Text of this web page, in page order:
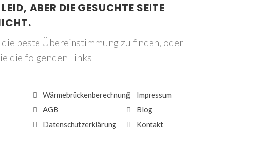
ABER DIE GESUCHTE SEITE
die beste Übereinstimmung zu finden, oder
die folgenden Links
Wärmebrückenberechnung
AGB
Datenschutzerklärung
Impressum
Blog
Kontakt